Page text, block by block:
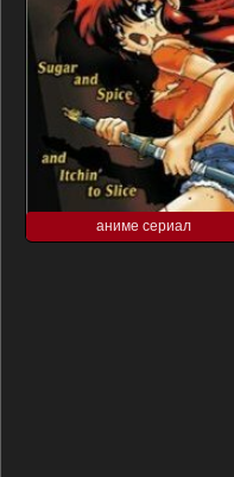
аниме сериал